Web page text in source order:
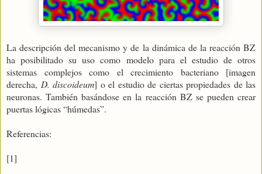
La descripción del mecanismo y de la dinámica de la reacción BZ
ha posibilitado su uso como modelo para el estudio de otros
sistemas complejos como el crecimiento bacteriano [imagen
derecha, D. discoideum] o el estudio de ciertas propiedades de las
neuronas. También basándose en la reacción BZ se pueden crear
puertas lógicas “húmedas”.
Referencias:
[1]